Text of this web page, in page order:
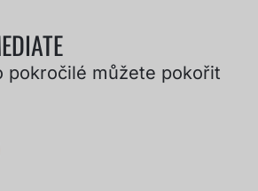
pokročilé můžete pokořit